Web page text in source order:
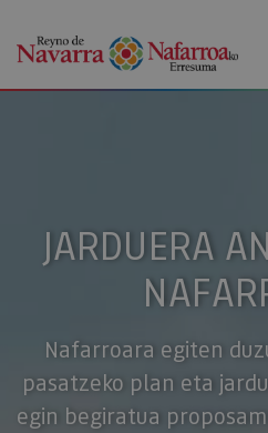
JARDUERA
Nafarroara egiten
pasatzeko plan eta
egin begiratua